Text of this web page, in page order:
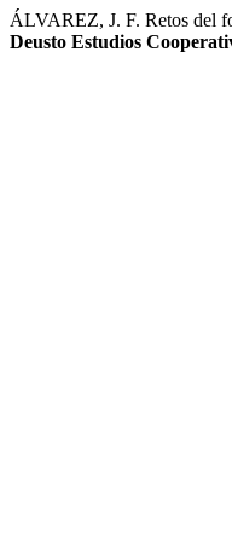
ÁLVAREZ, J. F. Retos del
Deusto Estudios